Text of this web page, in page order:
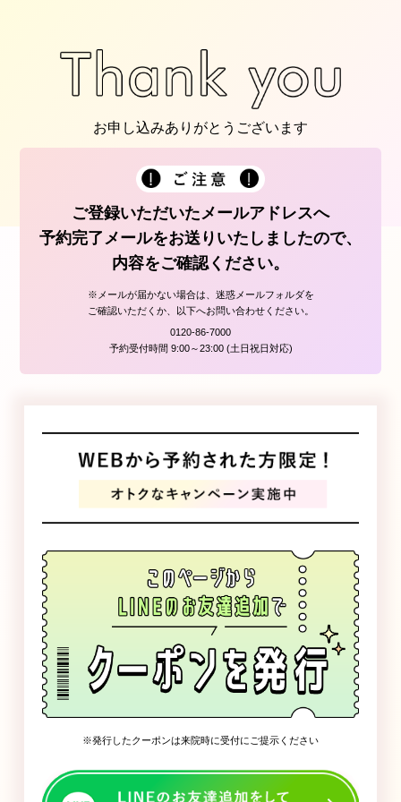
お申し込みありがとうございます
ご登録いただいたメールアドレスへ
予約完了メールをお送りいたしましたので、
内容をご確認ください。
※メールが届かない場合は、迷惑メールフォルダを
ご確認いただくか、以下へお問い合わせください。
0120-86-7000
予約受付時間 9:00～23:00 (土日祝日対応)
発行したクーポンは来院時に受付にご提示ください